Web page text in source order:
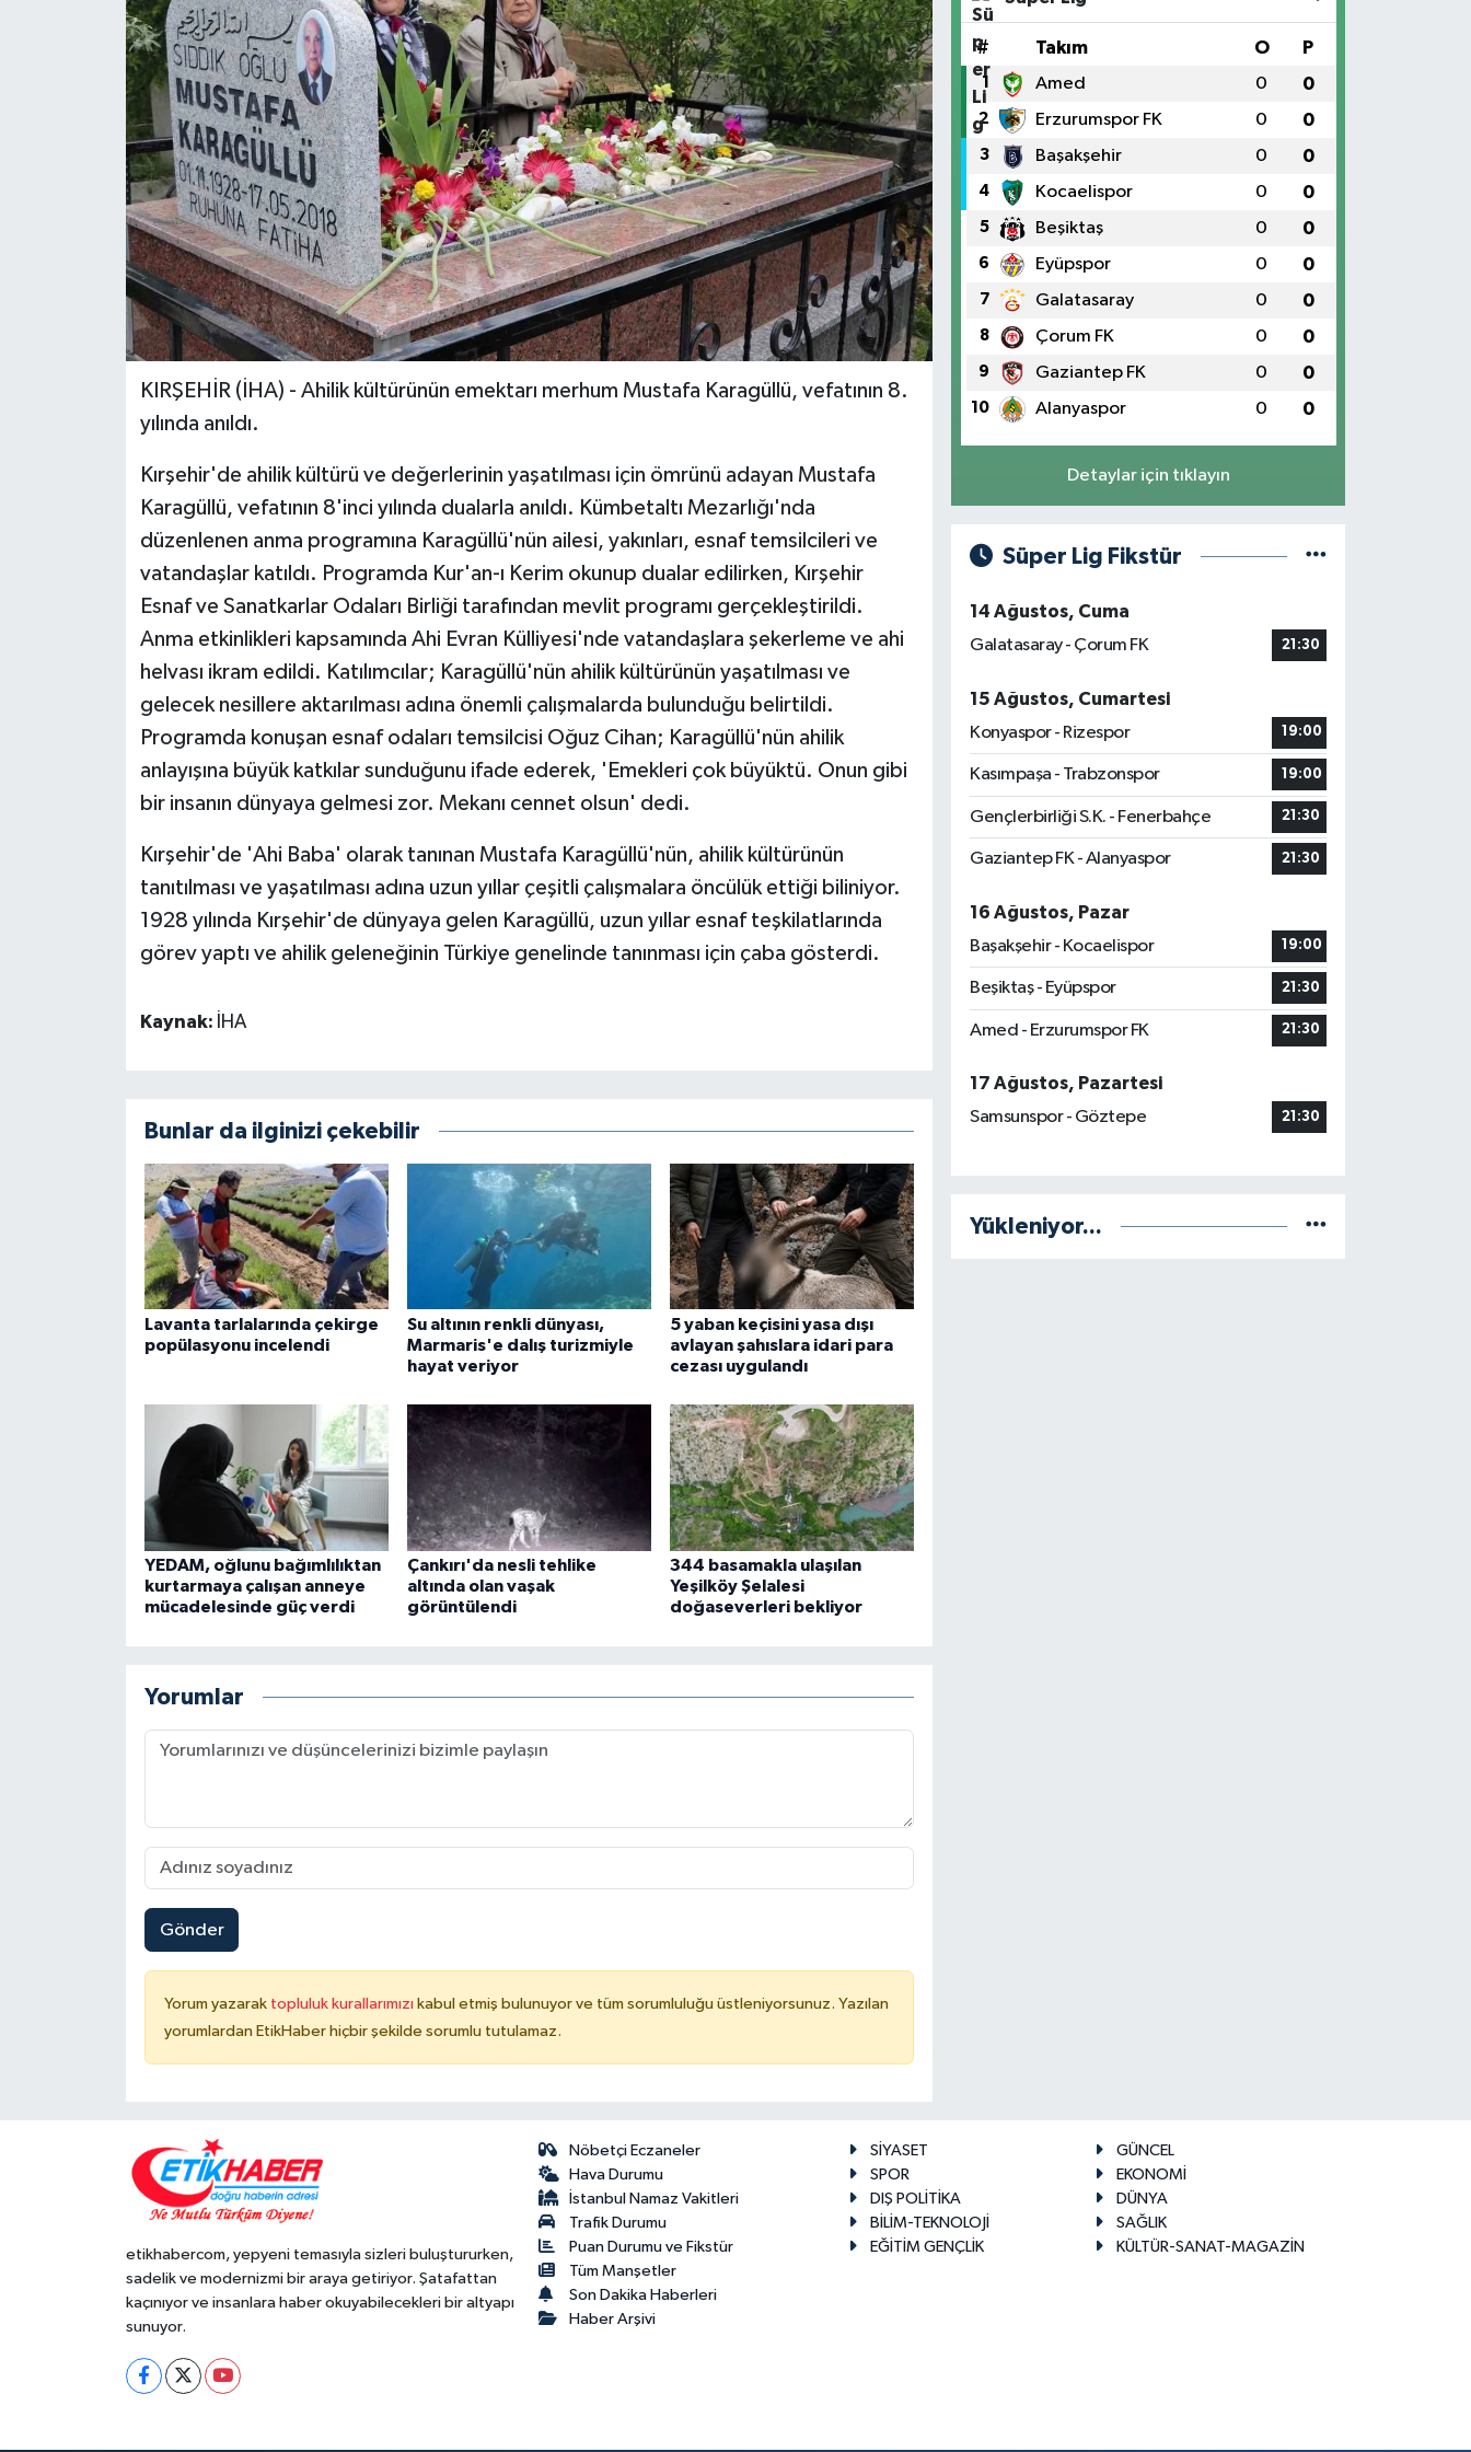
KIRŞEHİR (İHA) - Ahilik kültürünün emektarı merhum Mustafa Karagüllü, vefatının 8.
yılında anıldı.
Kırşehir'de ahilik kültürü ve değerlerinin yaşatılması için ömrünü adayan Mustafa
Karagüllü, vefatının 8'inci yılında dualarla anıldı. Kümbetaltı Mezarlığı'nda
düzenlenen anma programına Karagüllü'nün ailesi, yakınları, esnaf temsilcileri ve
vatandaşlar katıldı. Programda Kur'an-ı Kerim okunup dualar edilirken, Kırşehir
Esnaf ve Sanatkarlar Odaları Birliği tarafından mevlit programı gerçekleştirildi.
Anma etkinlikleri kapsamında Ahi Evran Külliyesi'nde vatandaşlara şekerleme ve ahi
helvası ikram edildi. Katılımcılar; Karagüllü'nün ahilik kültürünün yaşatılması ve
gelecek nesillere aktarılması adına önemli çalışmalarda bulunduğu belirtildi.
Programda konuşan esnaf odaları temsilcisi Oğuz Cihan; Karagüllü'nün ahilik
anlayışına büyük katkılar sunduğunu ifade ederek, 'Emekleri çok büyüktü. Onun gibi
bir insanın dünyaya gelmesi zor. Mekanı cennet olsun' dedi.
Kırşehir'de 'Ahi Baba' olarak tanınan Mustafa Karagüllü'nün, ahilik kültürünün
tanıtılması ve yaşatılması adına uzun yıllar çeşitli çalışmalara öncülük ettiği biliniyor.
1928 yılında Kırşehir'de dünyaya gelen Karagüllü, uzun yıllar esnaf teşkilatlarında
görev yaptı ve ahilik geleneğinin Türkiye genelinde tanınması için çaba gösterdi.
Kaynak: İHA
Bunlar da ilginizi çekebilir
Lavanta tarlalarında çekirge
popülasyonu incelendi
Su altının renkli dünyası,
Marmaris'e dalış turizmiyle
hayat veriyor
5 yaban keçisini yasa dışı
avlayan şahıslara idari para
cezası uygulandı
YEDAM, oğlunu bağımlılıktan
kurtarmaya çalışan anneye
mücadelesinde güç verdi
Çankırı'da nesli tehlike
altında olan vaşak
görüntülendi
344 basamakla ulaşılan
Yeşilköy Şelalesi
doğaseverleri bekliyor
Yorumlar
Gönder
Yorum yazarak topluluk kurallarımızı kabul etmiş bulunuyor ve tüm sorumluluğu üstleniyorsunuz. Yazılan
yorumlardan EtikHaber hiçbir şekilde sorumlu tutulamaz.
# Takım O P
1 Amed 0 0
2 Erzurumspor FK 0 0
3 Başakşehir 0 0
4 Kocaelispor 0 0
5 Beşiktaş 0 0
6 Eyüpspor 0 0
7 Galatasaray 0 0
8 Çorum FK 0 0
9 Gaziantep FK 0 0
10 Alanyaspor 0 0
Detaylar için tıklayın
Süper Lig Fikstür
14 Ağustos, Cuma
Galatasaray - Çorum FK
21:30
15 Ağustos, Cumartesi
Konyaspor - Rizespor
19:00
Kasımpaşa - Trabzonspor 19:00
Gençlerbirliği S.K. - Fenerbahçe 21:30
Gaziantep FK - Alanyaspor 21:30
16 Ağustos, Pazar
Başakşehir - Kocaelispor
19:00
Beşiktaş - Eyüpspor 21:30
Amed - Erzurumspor FK 21:30
17 Ağustos, Pazartesi
Samsunspor - Göztepe
21:30
Yükleniyor...
etikhabercom, yepyeni temasıyla sizleri buluştururken,
sadelik ve modernizmi bir araya getiriyor. Şatafattan
kaçınıyor ve insanlara haber okuyabilecekleri bir altyapı
sunuyor.
Nöbetçi Eczaneler
Hava Durumu
İstanbul Namaz Vakitleri
Trafik Durumu
Puan Durumu ve Fikstür
Tüm Manşetler
Son Dakika Haberleri
Haber Arşivi
SİYASET
GÜNCEL
SPOR
EKONOMİ
DIŞ POLİTİKA
DÜNYA
BİLİM-TEKNOLOJİ
SAĞLIK
EĞİTİM GENÇLİK
KÜLTÜR-SANAT-MAGAZİN
ÖZEL HABER
RÖPORTAJLAR
SAĞLIK
SİYASET
GÜNCEL